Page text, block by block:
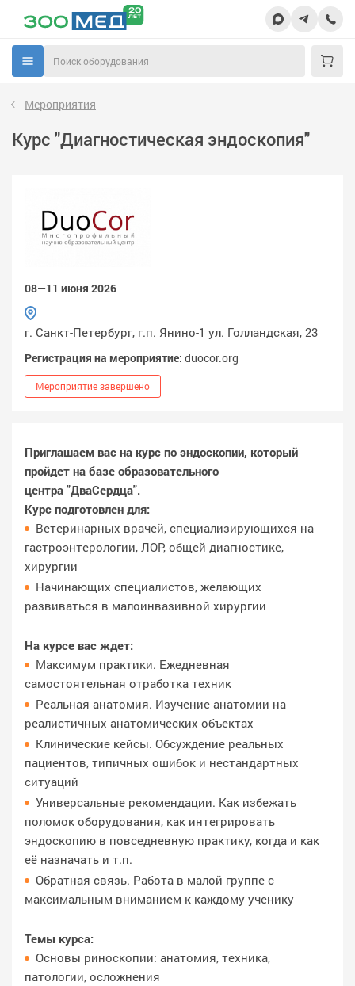
Мероприятия
Курс "Диагностическая эндоскопия"
08—11 июня 2026
г. Санкт-Петербург, г.п. Янино-1 ул. Голландская, 23
Регистрация на мероприятие: duocor.org
Мероприятие завершено
Приглашаем вас на курс по эндоскопии, который
пройдет на базе образовательного
центра "ДваСердца".
Курс подготовлен для:
Ветеринарных врачей, специализирующихся на
гастроэнтерологии, ЛОР, общей диагностике,
хирургии
Начинающих специалистов, желающих
развиваться в малоинвазивной хирургии
На курсе вас ждет:
Максимум практики. Ежедневная
самостоятельная отработка техник
Реальная анатомия. Изучение анатомии на
реалистичных анатомических объектах
Клинические кейсы. Обсуждение реальных
пациентов, типичных ошибок и нестандартных
ситуаций
Универсальные рекомендации. Как избежать
поломок оборудования, как интегрировать
эндоскопию в повседневную практику, когда и как
её назначать и т.п.
Обратная связь. Работа в малой группе с
максимальным вниманием к каждому ученику
Темы курса:
Основы риноскопии: анатомия, техника,
патологии, осложнения